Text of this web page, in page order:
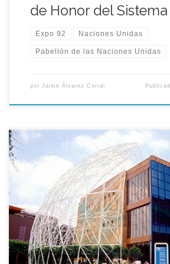
de Honor del Sistema
Expo 92 Naciones Unidas
Pabellón de las Naciones Unidas
por Jaime Álvarez Corral
Aquella jornada se celebró en el
(Organización de las Naciones Unidas) el
los derechos humanos de los
el lema <<Migraciones, Derecho al
Asilo>>. Son tres las organizaciones que
intereses de estos […]